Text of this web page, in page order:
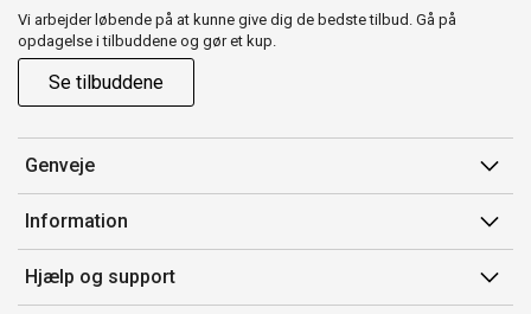
Vi arbejder løbende på at kunne give dig de bedste tilbud. Gå på
opdagelse i tilbuddene og gør et kup.
Se tilbuddene
Genveje
Min side
Ordrehistorik
Gavekort
Information
Salgsbetingelser
Mærker/producent
Hjælp og support